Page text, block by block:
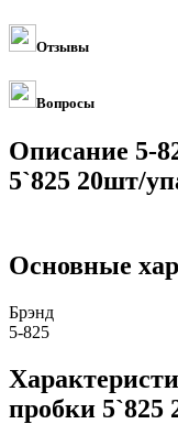
Отзывы
Вопросы
Описание 5-
5`825 20шт/
Основные
Брэнд
5-825
пробки 5`825